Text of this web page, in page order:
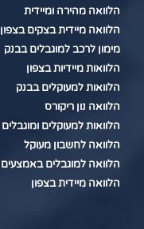
הלוואה מהירה ומיידית
הלוואה מיידית בצקים בצפון
מימון לרכב למוגבלים בבנק
הלוואות מיידיות בצפון
הלוואות למעוקלים בבנק
הלוואה נון ריקורס
הלוואות למעוקלים ומוגבלים
הלוואה לחשבון מעוקל
הלוואה למוגבלים באמצעים
הלוואה מיידית בצפון